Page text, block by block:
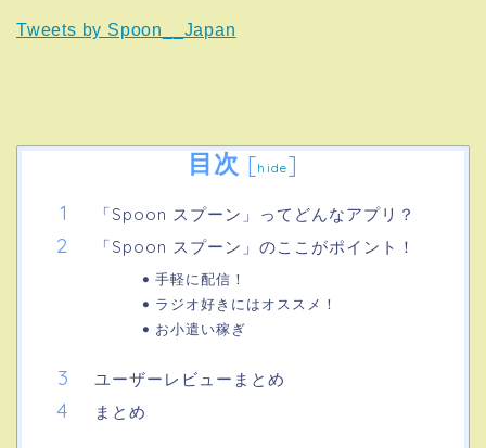
Tweets by Spoon__Japan
目次 [hide]
「Spoon スプーン」ってどんなアプリ？
「Spoon スプーン」のここがポイント！
手軽に配信！
ラジオ好きにはオススメ！
お小遣い稼ぎ
ユーザーレビューまとめ
まとめ